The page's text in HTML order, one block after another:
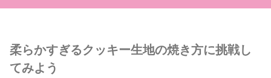
柔らかすぎるクッキー生地の焼き方に挑戦し
てみよう